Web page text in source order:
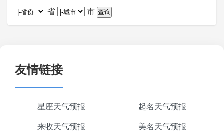
省 市
友情链接
星座天气预报 起名天气预报
来收天气预报 美名天气预报